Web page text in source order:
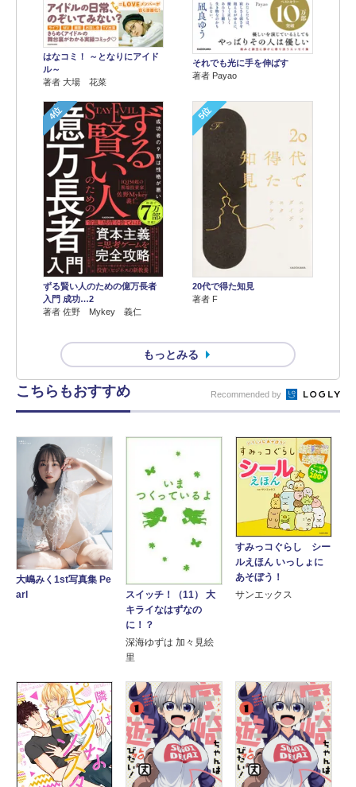
はなコミ！ ～となりにアイド
ル～
著者 大場 花菜
それでも光に手を伸ばす
著者 Payao
4位
ずる賢い人のための億万長者
入門 成功…2
著者 佐野 Mykey 義仁
5位
20代で得た知見
著者 F
もっとみる
こちらもおすすめ Recommended by
大嶋みく1st写真集 Pe
arl
スイッチ！（11） 大
キライなはずなの
に！？
深海ゆずは 加々見絵
里
すみっコぐらし シー
ルえほん いっしょに
あそぼう！
サンエックス